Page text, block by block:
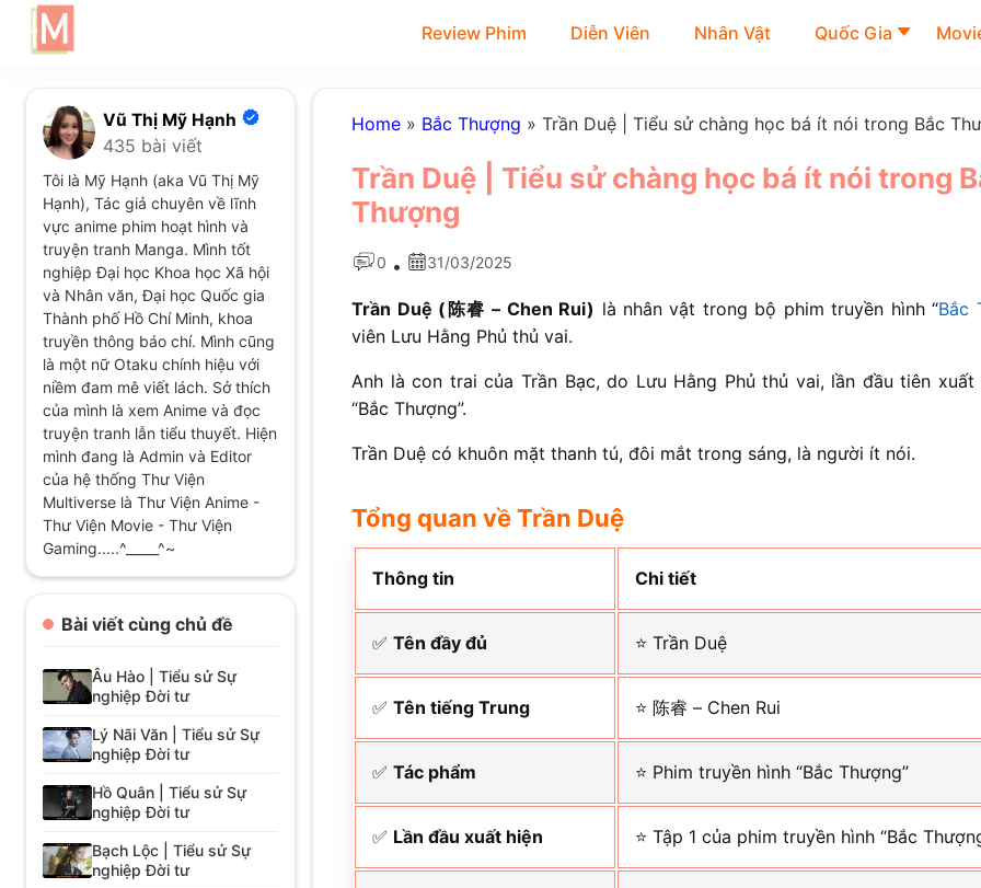
Review Phim Diễn Viên Nhân Vật Quốc Gia
Vũ Thị Mỹ Hạnh
435 bài viết
Tôi là Mỹ Hạnh (aka Vũ Thị Mỹ
Hạnh), Tác giả chuyên về lĩnh
vực anime phim hoạt hình và
truyện tranh Manga. Mình tốt
nghiệp Đại học Khoa học Xã hội
và Nhân văn, Đại học Quốc gia
Thành phố Hồ Chí Minh, khoa
truyền thông báo chí. Mình cũng
là một nữ Otaku chính hiệu với
niềm đam mê viết lách. Sở thích
của mình là xem Anime và đọc
truyện tranh lẫn tiểu thuyết. Hiện
mình đang là Admin và Editor
của hệ thống Thư Viện
Multiverse là Thư Viện Anime -
Thư Viện Movie - Thư Viện
Gaming.....^_____^~
Bài viết cùng chủ đề
Âu Hào | Tiểu sử Sự
nghiệp Đời tư
Lý Nãi Văn | Tiểu sử Sự
nghiệp Đời tư
Hồ Quân | Tiểu sử Sự
nghiệp Đời tư
Bạch Lộc | Tiểu sử Sự
nghiệp Đời tư
Home » Bắc Thượng »Trần Duệ | Tiểu sử chàng học bá ít nói trong Bắc
Trần Duệ | Tiểu sử chàng học bá ít nói trong
Thượng
0 • 31/03/2025
Trần Duệ (陈睿 – Chen Rui) là nhân vật trong bộ phim truyền hình “Bắc
viên Lưu Hằng Phủ thủ vai.
Anh là con trai của Trần Bạc, do Lưu Hằng Phủ thủ vai, lần đầu tiên
“Bắc Thượng”.
Trần Duệ có khuôn mặt thanh tú, đôi mắt trong sáng, là người ít nói.
Tổng quan về Trần Duệ
Thông tin Chi tiết
✅Tên đầy đủ ⭐ Trần Duệ
✅Tên tiếng Trung ⭐ 陈睿 – Chen Rui
✅Tác phẩm ⭐ Phim truyền hình “Bắc Thượng”
✅ Lần đầu xuất hiện ⭐ Tập 1 của phim truyền hình “Bắc